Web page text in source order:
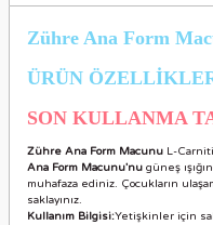
Zühre Ana Form
ÜRÜN
SON KULLANMA
Zühre Ana Form Macunu L-
Ana Form Macunu'nu güneş
muhafaza ediniz. Çocukların
saklayınız.
Kullanım Bilgisi:Yetişkinler için